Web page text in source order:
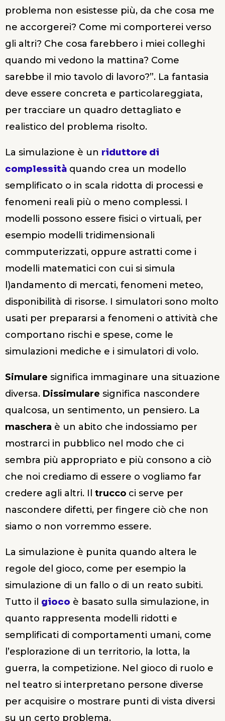
problema non esistesse più, da che cosa me
ne accorgerei? Come mi comporterei verso
gli altri? Che cosa farebbero i miei colleghi
quando mi vedono la mattina? Come
sarebbe il mio tavolo di lavoro?”. La fantasia
deve essere concreta e particolareggiata,
per tracciare un quadro dettagliato e
realistico del problema risolto.
La simulazione è un riduttore di
complessità quando crea un modello
semplificato o in scala ridotta di processi e
fenomeni reali più o meno complessi. I
modelli possono essere fisici o virtuali, per
esempio modelli tridimensionali
commputerizzati, oppure astratti come i
modelli matematici con cui si simula
l)andamento di mercati, fenomeni meteo,
disponibilità di risorse. I simulatori sono molto
usati per prepararsi a fenomeni o attività che
comportano rischi e spese, come le
simulazioni mediche e i simulatori di volo.
Simulare significa immaginare una situazione
diversa. Dissimulare significa nascondere
qualcosa, un sentimento, un pensiero. La
maschera è un abito che indossiamo per
mostrarci in pubblico nel modo che ci
sembra più appropriato e più consono a ciò
che noi crediamo di essere o vogliamo far
credere agli altri. Il trucco ci serve per
nascondere difetti, per fingere ciò che non
siamo o non vorremmo essere.
La simulazione è punita quando altera le
regole del gioco, come per esempio la
simulazione di un fallo o di un reato subiti.
Tutto il gioco è basato sulla simulazione, in
quanto rappresenta modelli ridotti e
semplificati di comportamenti umani, come
l’esplorazione di un territorio, la lotta, la
guerra, la competizione. Nel gioco di ruolo e
nel teatro si interpretano persone diverse
per acquisire o mostrare punti di vista diversi
su un certo problema.